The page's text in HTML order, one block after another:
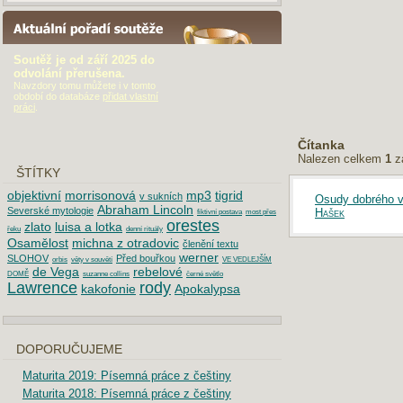
Čítanka
Nalezen celkem 1
Osudy dobrého
Hašek
AKTUÁLNÍ POŘADÍ SOUTĚŽE
Soutěž je od září 2025 do
odvolání přerušena.
Navzdory tomu můžete i v tomto
období do databáze přidat vlastní
práci
ŠTÍTKY
objektivní morrisonová v sukních mp3 tigrid
Severské mytologie Abraham Lincoln fiktivní postava most přes
řeku zlato luisa a lotka denní rituály orestes
Osamělost michna z otradovic členění textu
SLOHOV orbis věty v souvětí Před bouřkou werner VE VEDLEJŠÍM
DOMĚ de Vega suzanne collins rebelové černé světlo
Lawrence kakofonie rody Apokalypsa
DOPORUČUJEME
Maturita 2019: Písemná práce z češtiny
Maturita 2018: Písemná práce z češtiny